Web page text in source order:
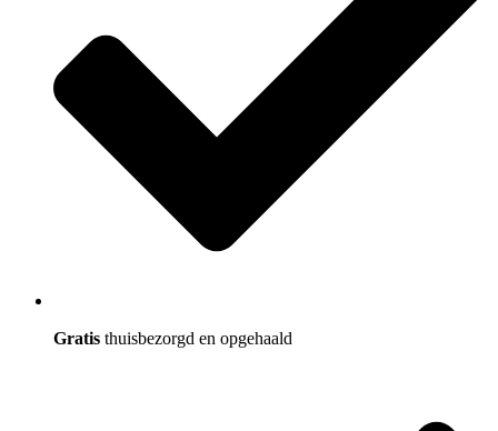
Gratis thuisbezorgd en opgehaald